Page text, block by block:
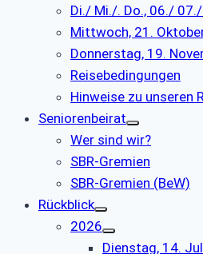
Di./ Mi./. Do., 06./
Mittwoch, 21.
Donnerstag, 19.
Reisebedingungen
Hinweise zu unseren
Seniorenbeirat
Wer sind wir?
SBR-Gremien
SBR-Gremien (BeW)
Rückblick
2026
Dienstag, 14.